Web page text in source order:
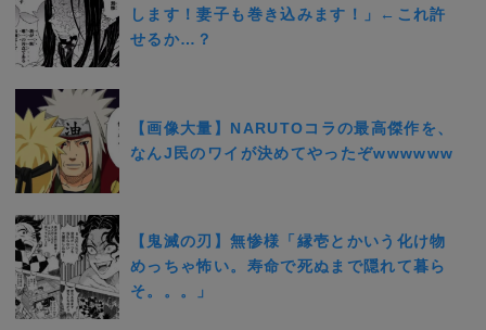
します！妻子も巻き込みます！」←これ許
せるか…？
【画像大量】NARUTOコラの最高傑作を、
なんJ民のワイが決めてやったぞwwwwww
【鬼滅の刃】無惨様「縁壱とかいう化け物
めっちゃ怖い。寿命で死ぬまで隠れて暮ら
そ。。。」